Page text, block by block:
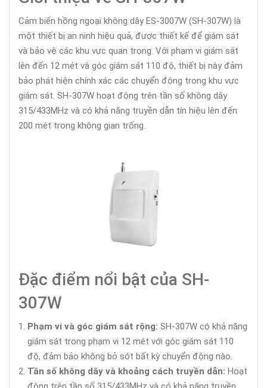
Cảm biến hồng ngoại không dây ES-3007W (SH-307W) là
một thiết bị an ninh hiệu quả, được thiết kế để giám sát
và bảo vệ các khu vực quan trọng. Với phạm vi giám sát
lên đến 12 mét và góc giám sát 110 độ, thiết bị này đảm
bảo phát hiện chính xác các chuyển động trong khu vực
giám sát. SH-307W hoạt động trên tần số không dây
315/433MHz và có khả năng truyền dẫn tín hiệu lên đến
200 mét trong không gian trống.
Đặc điểm nổi bật của SH-
307W
Phạm vi và góc giám sát rộng: SH-307W có khả năng
giám sát trong phạm vi 12 mét với góc giám sát 110
độ, đảm bảo không bỏ sót bất kỳ chuyển động nào.
Tần số không dây và khoảng cách truyền dẫn: Hoạt